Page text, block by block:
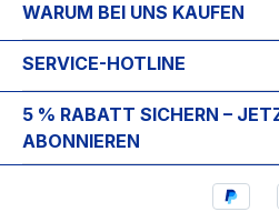
WARUM BEI UNS KAUFEN
SERVICE-HOTLINE
5 % RABATT SICHERN –
ABONNIEREN